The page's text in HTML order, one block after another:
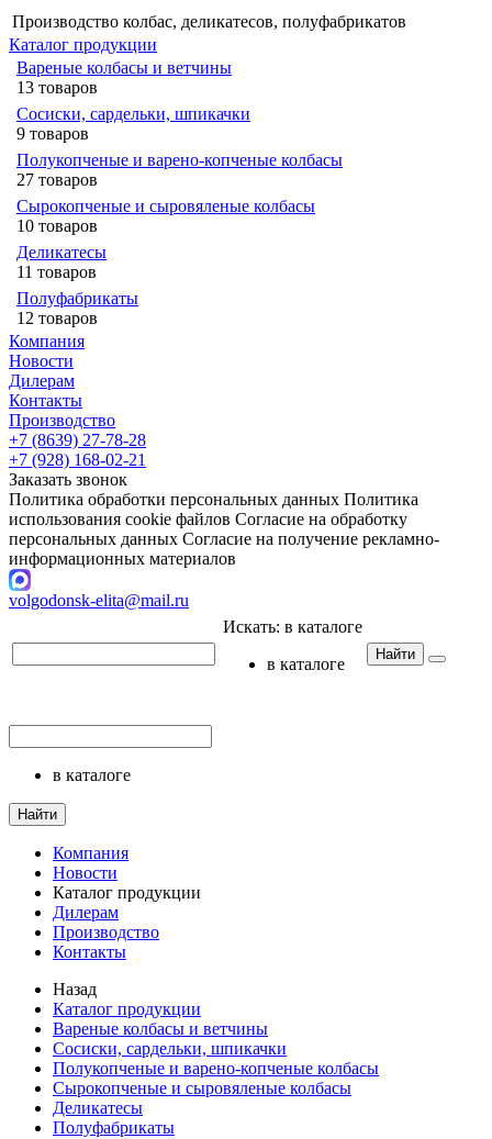
Производство колбас, деликатесов, полуфабрикатов
Каталог продукции
Вареные колбасы и ветчины
13 товаров
Сосиски, сардельки, шпикачки
9 товаров
Полукопченые и варено-копченые колбасы
27 товаров
Сырокопченые и сыровяленые колбасы
10 товаров
Деликатесы
11 товаров
Полуфабрикаты
12 товаров
Компания
Новости
Дилерам
Контакты
Производство
+7 (8639) 27-78-28
+7 (928) 168-02-21
Заказать звонок
Политика обработки персональных данных Политика
использования cookie файлов Согласие на обработку
персональных данных Согласие на получение рекламно-
информационных материалов
volgodonsk-elita@mail.ru
Искать: в каталоге
в каталоге
Найти
в каталоге
Найти
Компания
Новости
Каталог продукции
Дилерам
Производство
Контакты
Назад
Каталог продукции
Вареные колбасы и ветчины
Сосиски, сардельки, шпикачки
Полукопченые и варено-копченые колбасы
Сырокопченые и сыровяленые колбасы
Деликатесы
Полуфабрикаты